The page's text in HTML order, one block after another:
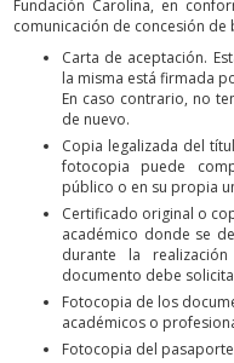
Fundación Carolina, en
comunicación de concesión de
Carta de aceptación.
la misma está firmada
En caso contrario, no
de nuevo.
Copia legalizada del
fotocopia puede
público o en su propia
Certificado original o
académico donde se
durante la
documento debe
Fotocopia de los
académicos o
Fotocopia del